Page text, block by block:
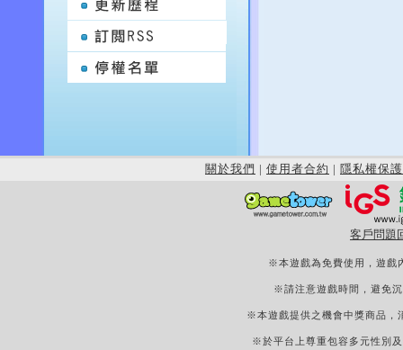
關於我們 | 使用者合約 | 隱私權保護
客戶問題
※本遊戲為免費使用，遊戲
※請注意遊戲時間，避免
※本遊戲提供之機會中獎商品，
※於平台上尊重包容多元性別